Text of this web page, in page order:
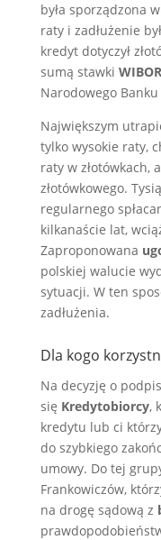
była sporządzona
raty i zadłużenie
kredyt dotyczył
sumą stawki WIBOR
Narodowego Banku
Największym
tylko wysokie raty,
raty w złotówkach,
złotówkowego.
regularnego
kilkanaście lat,
Zaproponowana
polskiej walucie
sytuacji. W ten
zadłużenia.
Dla kogo
Na decyzję o
się Kredytobiorcy,
kredytu lub ci
do szybkiego
umowy. Do tej
Frankowiczów,
na drogę sądową z